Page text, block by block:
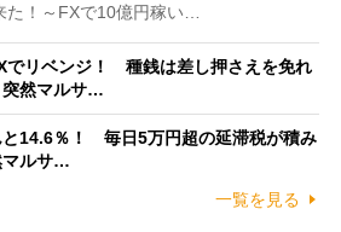
た！～FXで10億円稼い…
でリベンジ！ 種銭は差し押さえを免れ
突然マルサ…
と14.6％！ 毎日5万円超の延滞税が積み
マルサ…
一覧を見る